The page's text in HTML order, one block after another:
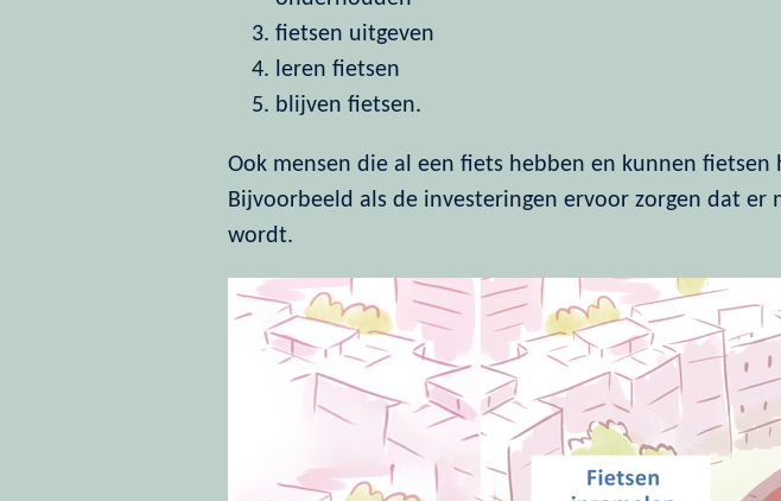
fietsen uitgeven
leren fietsen
blijven fietsen.
Ook mensen die al een fiets hebben en kunnen
Bijvoorbeeld als de investeringen ervoor zorgen dat
wordt.